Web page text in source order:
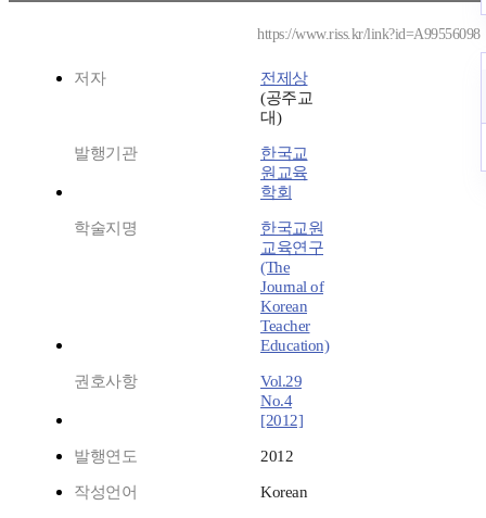
https://www.riss.kr/link?id=A99556098
저자
전제상
(공주교
대)
발행기관
한국교
원교육
학회
학술지명
한국교원
교육연구
(The
Journal of
Korean
Teacher
Education)
권호사항
Vol.29
No.4
[2012]
발행연도 2012
작성언어 Korean